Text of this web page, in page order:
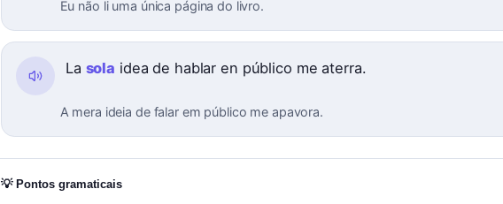
Eu não li uma única página do livro.
La sola idea de hablar en público me aterra.
A mera ideia de falar em público me apavora.
💡 Pontos gramaticais